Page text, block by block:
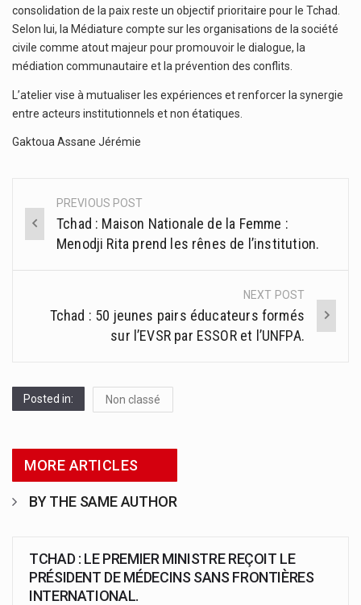
consolidation de la paix reste un objectif prioritaire pour le Tchad.
Selon lui, la Médiature compte sur les organisations de la société
civile comme atout majeur pour promouvoir le dialogue, la
médiation communautaire et la prévention des conflits.
L’atelier vise à mutualiser les expériences et renforcer la synergie
entre acteurs institutionnels et non étatiques.
Gaktoua Assane Jérémie
Post
navigation
PREVIOUS POST
Tchad : Maison Nationale de la Femme :
Menodji Rita prend les rênes de l’institution.
NEXT POST
Tchad : 50 jeunes pairs éducateurs formés
sur l’EVSR par ESSOR et l’UNFPA.
Posted in: Non classé
MORE ARTICLES
BY THE SAME AUTHOR
TCHAD : LE PREMIER MINISTRE REÇOIT LE
PRÉSIDENT DE MÉDECINS SANS FRONTIÈRES
INTERNATIONAL.